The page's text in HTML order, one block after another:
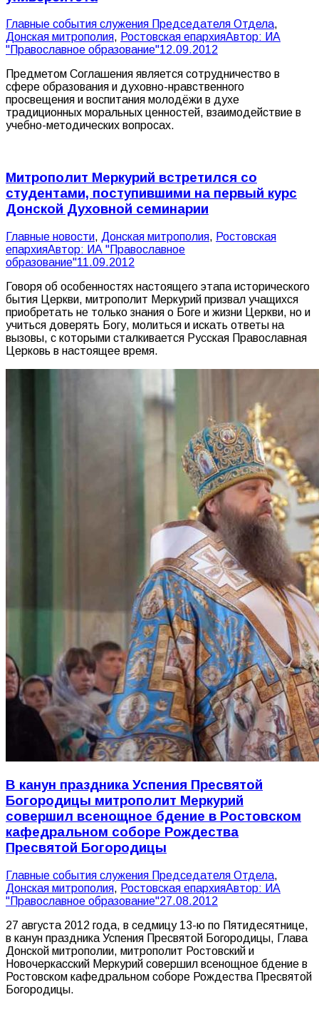
Главные события служения Председателя Отдела,
Донская митрополия, Ростовская епархияАвтор: ИА
"Православное образование"12.09.2012
Предметом Соглашения является сотрудничество в
сфере образования и духовно-нравственного
просвещения и воспитания молодёжи в духе
традиционных моральных ценностей, взаимодействие в
учебно-методических вопросах.
Митрополит Меркурий встретился со
студентами, поступившими на первый курс
Донской Духовной семинарии
Главные новости, Донская митрополия, Ростовская
епархияАвтор: ИА "Православное
образование"11.09.2012
Говоря об особенностях настоящего этапа исторического
бытия Церкви, митрополит Меркурий призвал учащихся
приобретать не только знания о Боге и жизни Церкви, но и
учиться доверять Богу, молиться и искать ответы на
вызовы, с которыми сталкивается Русская Православная
Церковь в настоящее время.
В канун праздника Успения Пресвятой
Богородицы митрополит Меркурий
совершил всенощное бдение в Ростовском
кафедральном соборе Рождества
Пресвятой Богородицы
Главные события служения Председателя Отдела,
Донская митрополия, Ростовская епархияАвтор: ИА
"Православное образование"27.08.2012
27 августа 2012 года, в седмицу 13-ю по Пятидесятнице,
в канун праздника Успения Пресвятой Богородицы, Глава
Донской митрополии, митрополит Ростовский и
Новочеркасский Меркурий совершил всенощное бдение в
Ростовском кафедральном соборе Рождества Пресвятой
Богородицы.